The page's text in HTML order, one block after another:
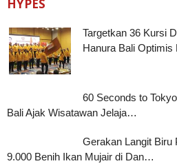
HYPES
Targetkan 36 Kursi
Hanura Bali
60 Seconds to
Bali Ajak Wisatawan Jelaja…
Gerakan Langit Biru
9.000 Benih Ikan Mujair di Dan…